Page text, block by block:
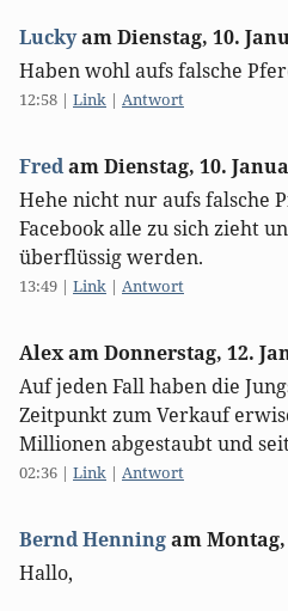
LuckyamDienstag, 10.
Haben wohl aufs falsche
12:58 | Link | Antwort
FredamDienstag, 10.
Hehe nicht nur aufs falsche
Facebook alle zu sich zieht
überflüssig werden.
13:49 | Link | Antwort
Alex amDonnerstag, 12.
Auf jeden Fall haben die
Zeitpunkt zum Verkauf
Millionen abgestaubt und
02:36 | Link | Antwort
Bernd HenningamMontag,
Hallo,